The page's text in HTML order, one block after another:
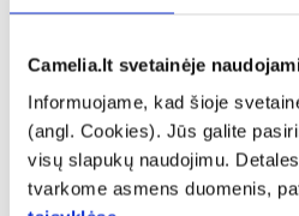
Camelia.lt svetainėje
Informuojame, kad šioje
(angl. Cookies). Jūs galite
visų slapukų naudojimu.
tvarkome asmens duomenis,
1,74 € 2,18 €
% PAPILDOMA NUOLAIDA
Į krepšelį